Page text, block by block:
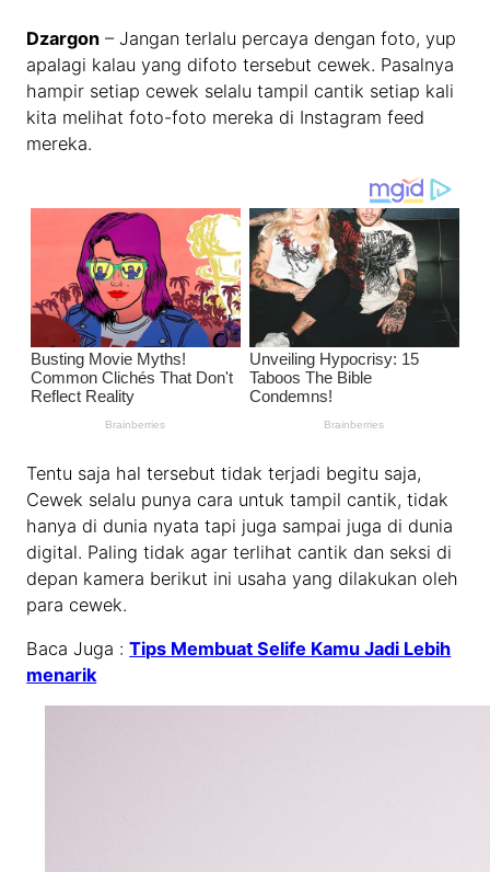
Dzargon – Jangan terlalu percaya dengan foto, yup
apalagi kalau yang difoto tersebut cewek. Pasalnya
hampir setiap cewek selalu tampil cantik setiap kali
kita melihat foto-foto mereka di Instagram feed
mereka.
Tentu saja hal tersebut tidak terjadi begitu saja,
Cewek selalu punya cara untuk tampil cantik, tidak
hanya di dunia nyata tapi juga sampai juga di dunia
digital. Paling tidak agar terlihat cantik dan seksi di
depan kamera berikut ini usaha yang dilakukan oleh
para cewek.
Baca Juga :Tips Membuat Selife Kamu Jadi Lebih
menarik